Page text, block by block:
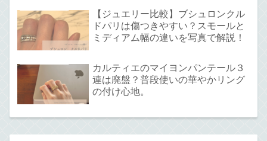
【ジュエリー比較】ブシュロンクル
ドパリは傷つきやすい？スモールと
ミディアム幅の違いを写真で解説！
カルティエのマイヨンパンテール３
連は廃盤？普段使いの華やかリング
の付け心地。